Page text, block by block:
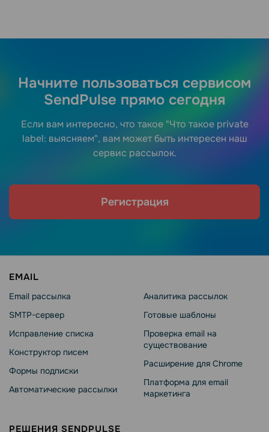
Начните пользоваться сервисом
SendPulse прямо сегодня
Если вам интересно, что такое "Что такое private
label: выясняем", вам может быть интересен наш
сервис рассылок.
Регистрация
EMAIL
Email рассылка
SMTP-сервер
Исправление списка
Конструктор писем
Формы подписки
Автоматические рассылки
Аналитика рассылок
Готовые шаблоны
Проверка email на
существование
Расширение для Chrome
Платформа для email
маркетинга
РЕШЕНИЯ SENDPULSE